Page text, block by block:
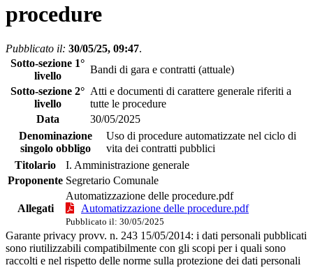
procedure
Pubblicato il: 30/05/25, 09:47.
Sotto-sezione 1°
livello
Bandi di gara e contratti (attuale)
Sotto-sezione 2°
livello
Atti e documenti di carattere generale riferiti a
tutte le procedure
Data
30/05/2025
Denominazione
singolo obbligo
Uso di procedure automatizzate nel ciclo di
vita dei contratti pubblici
Titolario
I. Amministrazione generale
Proponente Segretario Comunale
Allegati
Automatizzazione delle procedure.pdf
Automatizzazione delle procedure.pdf
Pubblicato il: 30/05/2025
Garante privacy provv. n. 243 15/05/2014: i dati personali pubblicati
sono riutilizzabili compatibilmente con gli scopi per i quali sono
raccolti e nel rispetto delle norme sulla protezione dei dati personali